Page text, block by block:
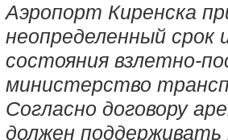
Аэропорт Киренска
неопределенный срок
состояния взлетно-
министерство
Согласно договору
должен